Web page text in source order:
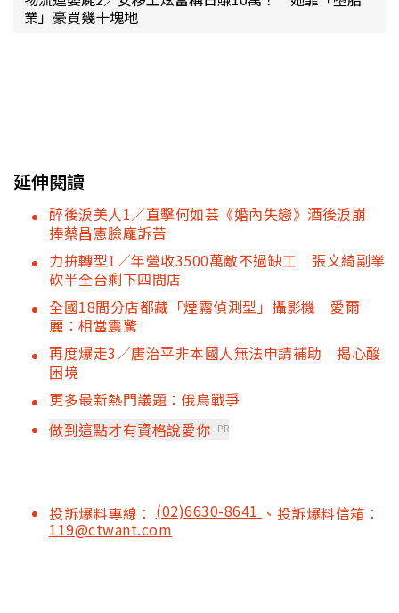
業」豪買幾十塊地
延伸閱讀
醉後淚美人1／直擊何如芸《婚內失戀》酒後淚崩
捧蔡昌憲臉龐訴苦
力拚轉型1／年營收3500萬敵不過缺工 張文綺副業
砍半全台剩下四間店
全國18間分店都藏「煙霧偵測型」攝影機 愛爾
麗：相當震驚
再度爆走3／唐治平非本國人無法申請補助 揭心酸
困境
更多最新熱門議題：俄烏戰爭
做到這點才有資格說愛你 PR
投訴爆料專線： (02)6630-8641 、投訴爆料信箱：
119@ctwant.com